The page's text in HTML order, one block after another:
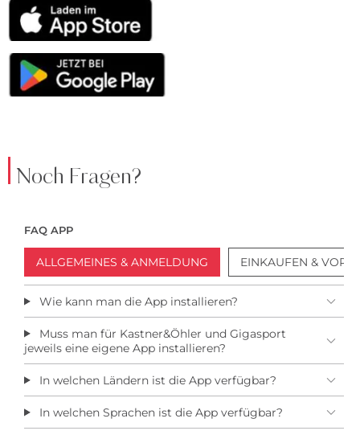
Noch Fragen?
FAQ APP
ALLGEMEINES & ANMELDUNG EINKAUFEN &
Wie kann man die App installieren?
Muss man für Kastner&Öhler und Gigasport
jeweils eine eigene App installieren?
In welchen Ländern ist die App verfügbar?
In welchen Sprachen ist die App verfügbar?